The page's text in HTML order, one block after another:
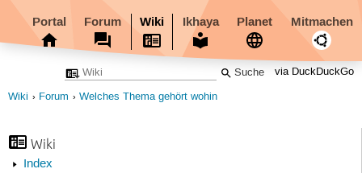
Portal Forum Wiki Ikhaya Planet Mitmachen
via DuckDuckGo
Wiki Forum Welches Thema gehört wohin
Wiki
Index